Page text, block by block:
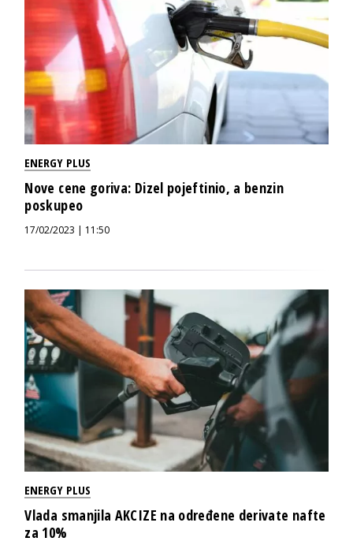
ENERGY PLUS
Nove cene goriva: Dizel pojeftinio, a benzin
poskupeo
17/02/2023 | 11:50
ENERGY PLUS
Vlada smanjila AKCIZE na određene derivate nafte
za 10%